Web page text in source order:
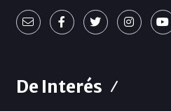
De Interés